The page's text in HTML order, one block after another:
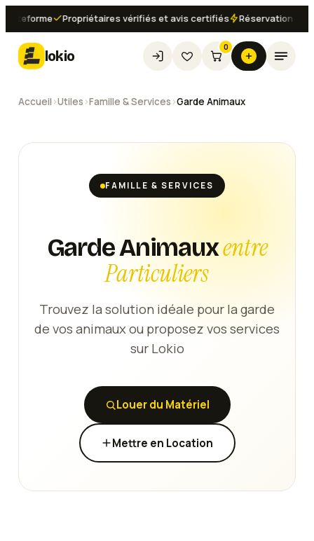
Propriétaires vérifiés et avis certifiés Réservation
lokio
0
Accueil ›Utiles ›Famille & Services ›Garde Animaux
FAMILLE & SERVICES
Garde Animauxentre
Particuliers
Trouvez la solution idéale pour la garde
de vos animaux ou proposez vos services
sur Lokio
Louer du Matériel
Mettre en Location